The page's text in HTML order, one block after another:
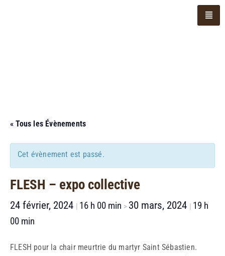
« Tous les Évènements
Cet évènement est passé.
FLESH – expo collective
24 février, 2024 | 16 h 00 min > 30 mars, 2024 | 19 h
00 min
FLESH pour la chair meurtrie du martyr Saint Sébastien.